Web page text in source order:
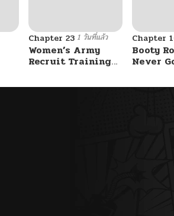
Chapter 23 1 วันที่แล้ว
Women’s Army
Recruit Training
Chapter
Booty
Never